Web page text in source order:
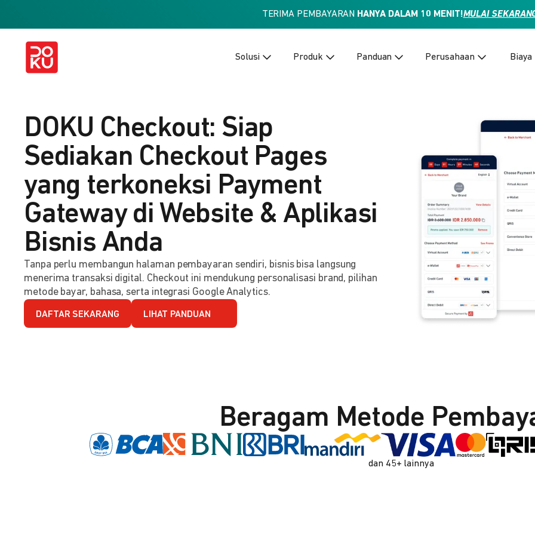
TERIMA PEMBAYARAN HANYA DALAM 10 MENIT!MULAI
Solusi Produk Panduan Perusahaan Biaya
DOKU Checkout: Siap
Sediakan Checkout Pages
yang terkoneksi Payment
Gateway di Website & Aplikasi
Bisnis Anda
Tanpa perlu membangun halaman pembayaran sendiri, bisnis bisa langsung
menerima transaksi digital. Checkout ini mendukung personalisasi brand, pilihan
metode bayar, bahasa, serta integrasi Google Analytics.
DAFTAR SEKARANG LIHAT PANDUAN
Beragam Metode
dan 45+ lainnya